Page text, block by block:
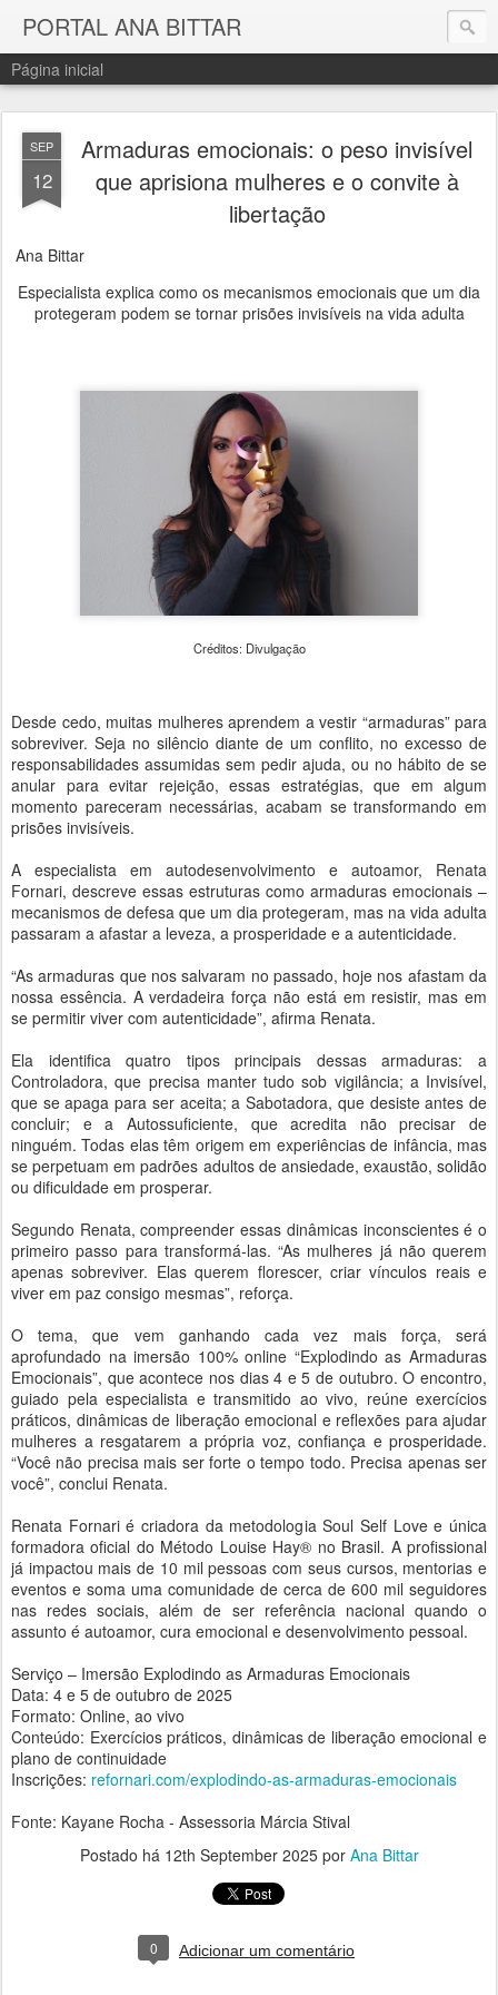
PORTAL ANA BITTAR
Página inicial
SEP
12
Armaduras emocionais: o peso invisível
que aprisiona mulheres e o convite à
libertação
Ana Bittar
Especialista explica como os mecanismos emocionais que um dia
protegeram podem se tornar prisões invisíveis na vida adulta
Créditos: Divulgação
Desde cedo, muitas mulheres aprendem a vestir “armaduras” para
sobreviver. Seja no silêncio diante de um conflito, no excesso de
responsabilidades assumidas sem pedir ajuda, ou no hábito de se
anular para evitar rejeição, essas estratégias, que em algum
momento pareceram necessárias, acabam se transformando em
prisões invisíveis.
A especialista em autodesenvolvimento e autoamor, Renata
Fornari, descreve essas estruturas como armaduras emocionais –
mecanismos de defesa que um dia protegeram, mas na vida adulta
passaram a afastar a leveza, a prosperidade e a autenticidade.
“As armaduras que nos salvaram no passado, hoje nos afastam da
nossa essência. A verdadeira força não está em resistir, mas em
se permitir viver com autenticidade”, afirma Renata.
Ela identifica quatro tipos principais dessas armaduras: a
Controladora, que precisa manter tudo sob vigilância; a Invisível,
que se apaga para ser aceita; a Sabotadora, que desiste antes de
concluir; e a Autossuficiente, que acredita não precisar de
ninguém. Todas elas têm origem em experiências de infância, mas
se perpetuam em padrões adultos de ansiedade, exaustão, solidão
ou dificuldade em prosperar.
Segundo Renata, compreender essas dinâmicas inconscientes é o
primeiro passo para transformá-las. “As mulheres já não querem
apenas sobreviver. Elas querem florescer, criar vínculos reais e
viver em paz consigo mesmas”, reforça.
O tema, que vem ganhando cada vez mais força, será
aprofundado na imersão 100% online “Explodindo as Armaduras
Emocionais”, que acontece nos dias 4 e 5 de outubro. O encontro,
guiado pela especialista e transmitido ao vivo, reúne exercícios
práticos, dinâmicas de liberação emocional e reflexões para ajudar
mulheres a resgatarem a própria voz, confiança e prosperidade.
“Você não precisa mais ser forte o tempo todo. Precisa apenas ser
você”, conclui Renata.
Renata Fornari é criadora da metodologia Soul Self Love e única
formadora oficial do Método Louise Hay® no Brasil. A profissional
já impactou mais de 10 mil pessoas com seus cursos, mentorias e
eventos e soma uma comunidade de cerca de 600 mil seguidores
nas redes sociais, além de ser referência nacional quando o
assunto é autoamor, cura emocional e desenvolvimento pessoal.
Serviço – Imersão Explodindo as Armaduras Emocionais
Data: 4 e 5 de outubro de 2025
Formato: Online, ao vivo
Conteúdo: Exercícios práticos, dinâmicas de liberação emocional e
plano de continuidade
Inscrições: refornari.com/explodindo-as-armaduras-emocionais
Fonte: Kayane Rocha - Assessoria Márcia Stival
Postado há 12th September 2025por Ana Bittar
0 Adicionar um comentário